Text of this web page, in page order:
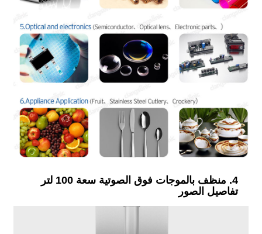
4. منظف بالموجات فوق الصوتية سعة 100 لتر
تفاصيل الصور